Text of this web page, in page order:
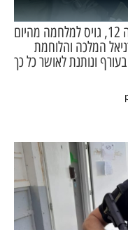
אושר בורבקר, לוחם בגדוד 9217 בחטיבה 12, גויס למלחמה מהיום
המלכה והלוחמת
ונותנת לאושר כל כך